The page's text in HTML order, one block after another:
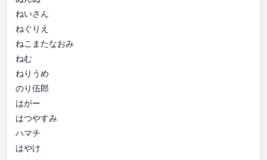
ねいさん
ねぐりえ
ねこまたなおみ
ねむ
ねりうめ
のり伍郎
はがー
はつやすみ
ハマチ
はやけ